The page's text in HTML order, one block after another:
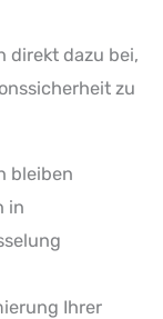
direkt dazu bei,
zu
bleiben
in
Ihrer